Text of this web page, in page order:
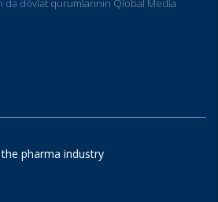
də dövlət qurumlarının Qlobal Media
pharma industry